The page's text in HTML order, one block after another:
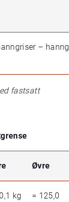
–
fastsatt
Øvre
kg
= 125,0